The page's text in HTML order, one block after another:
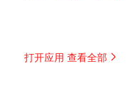
打开应用 查看全部